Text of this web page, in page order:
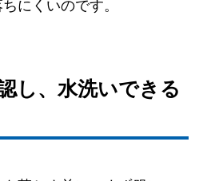
にくいのです。
し、水洗いできる